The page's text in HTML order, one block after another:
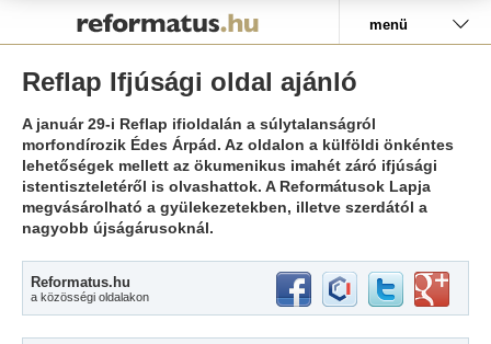
menü
Reflap Ifjúsági oldal ajánló
A január 29-i Reflap ifioldalán a súlytalanságról
morfondírozik Édes Árpád. Az oldalon a külföldi önkéntes
lehetőségek mellett az ökumenikus imahét záró ifjúsági
istentiszteletéről is olvashattok. A Reformátusok Lapja
megvásárolható a gyülekezetekben, illetve szerdától a
nagyobb újságárusoknál.
Reformatus.hu
a közösségi oldalakon